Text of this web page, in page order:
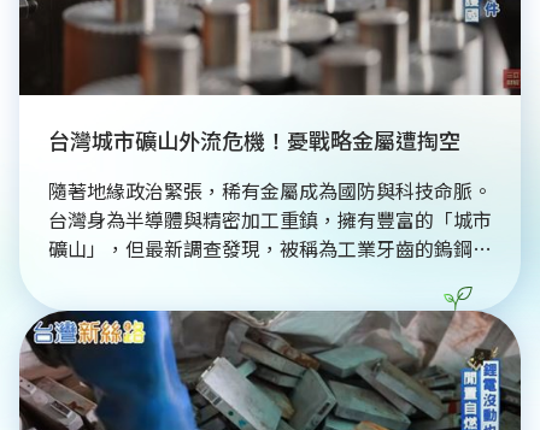
台灣城市礦山外流危機！憂戰略金屬遭掏空
隨著地緣政治緊張，稀有金屬成為國防與科技命脈。
台灣身為半導體與精密加工重鎮，擁有豐富的「城市
礦山」，但最新調查發現，被稱為工業牙齒的鎢鋼銑
於現行法規缺乏強制力，導致珍貴資源外流，嚴重威
脅國家安全與韌性供應鏈。產業界呼籲政府應儘速成
立「關鍵戰略金屬國家隊」，修法堵住漏洞並強化源
頭管制，將稀有金屬留在本土循環，以確保台灣在國
際局勢變動中的科技與國防優勢。